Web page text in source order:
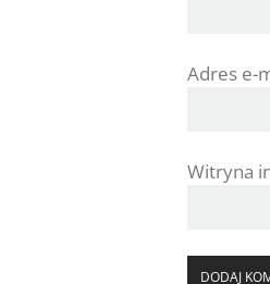
Adres e-
Witryna